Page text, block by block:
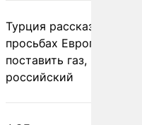
Турция рассказала о
просьбах Европы
поставить газ, но не
российский